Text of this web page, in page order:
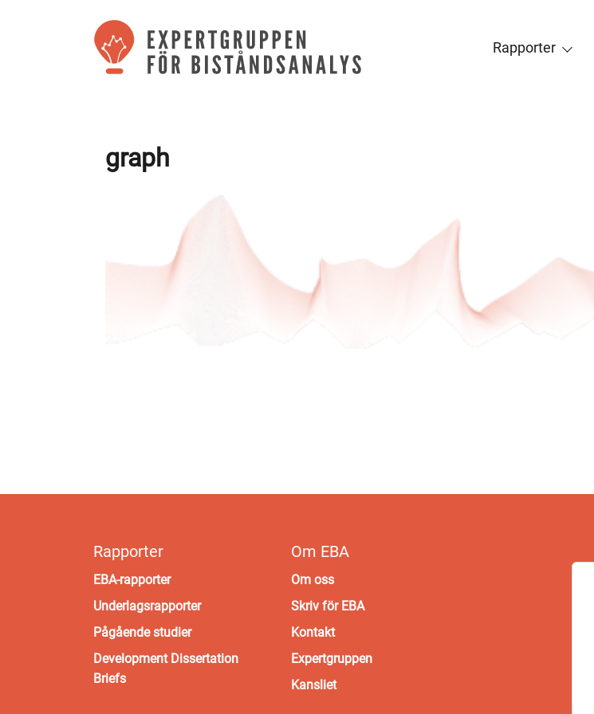
Rapporter
graph
Rapporter
EBA-rapporter
Underlagsrapporter
Pågående studier
Development Dissertation
Briefs
Om EBA
Om oss
Skriv för EBA
Kontakt
Expertgruppen
Kansliet